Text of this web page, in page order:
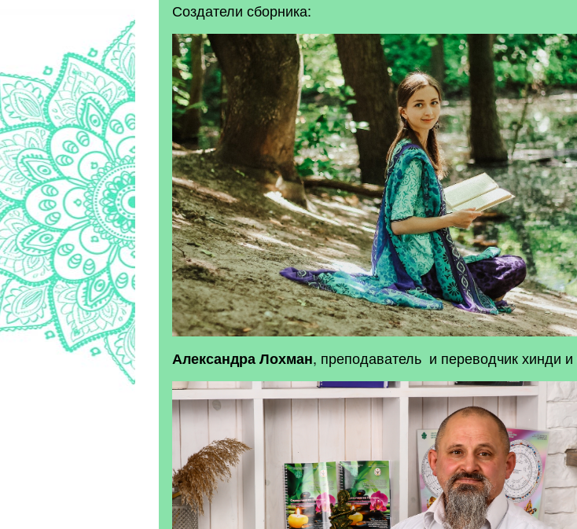
Создатели сборника:
АлександраЛохман, преподаватель и переводчик хинди